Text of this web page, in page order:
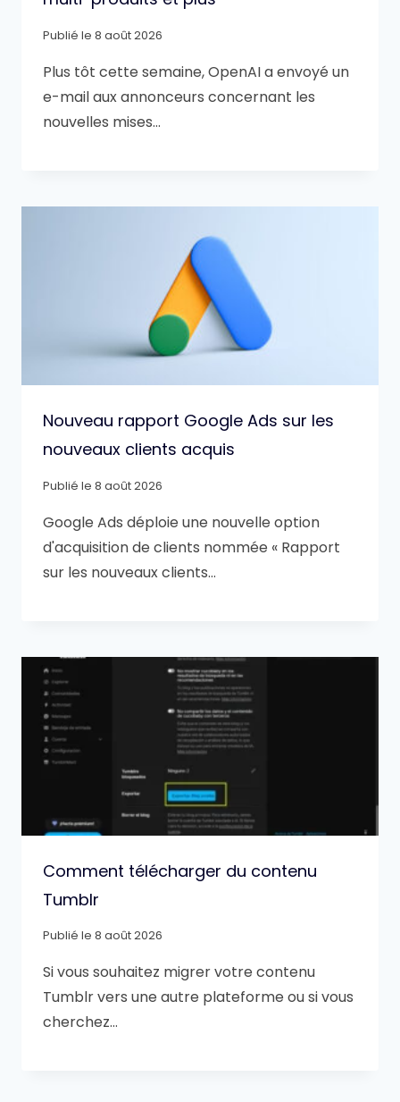
Publié le 8 août 2026
Plus tôt cette semaine, OpenAI a envoyé un
e-mail aux annonceurs concernant les
nouvelles mises…
Nouveau rapport Google Ads sur les
nouveaux clients acquis
Publié le 8 août 2026
Google Ads déploie une nouvelle option
d'acquisition de clients nommée « Rapport
sur les nouveaux clients…
Comment télécharger du contenu
Tumblr
Publié le 8 août 2026
Si vous souhaitez migrer votre contenu
Tumblr vers une autre plateforme ou si vous
cherchez…